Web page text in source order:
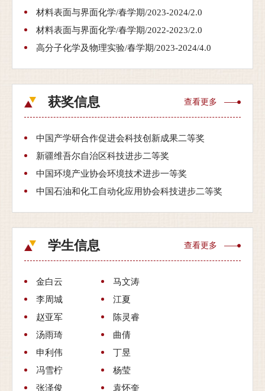
材料表面与界面化学/春学期/2023-2024/2.0
材料表面与界面化学/春学期/2022-2023/2.0
高分子化学及物理实验/春学期/2023-2024/4.0
获奖信息 查看更多
中国产学研合作促进会科技创新成果二等奖
新疆维吾尔自治区科技进步二等奖
中国环境产业协会环境技术进步一等奖
中国石油和化工自动化应用协会科技进步二等奖
学生信息 查看更多
金白云
马文涛
李周城
江夏
赵亚军
陈灵睿
汤雨琦
曲倩
申利伟
丁昱
冯雪柠
杨莹
张泽俊
袁怀奎